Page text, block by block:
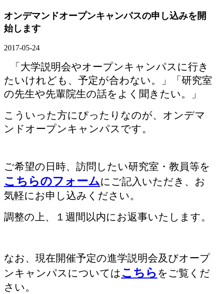
オンデマンドオープンキャンパスの申し込みを開
始します
2017-05-24
「大学説明会やオープンキャンパスに行き
たいけれども、予定が合わない。」「研究室
の先生や先輩院生の話をよく聞きたい。」
こういった方にぴったりなのが、オンデマ
ンドオープンキャンパスです。
ご希望の日時、訪問したい研究室・教員等を
こちらのフォームにご記入いただき、お
気軽にお申し込みください。
調整の上、１週間以内にお返事いたします。
なお、現在開催予定の進学説明会及びオープ
ンキャンパスについてはこちら をご覧くだ
さい。